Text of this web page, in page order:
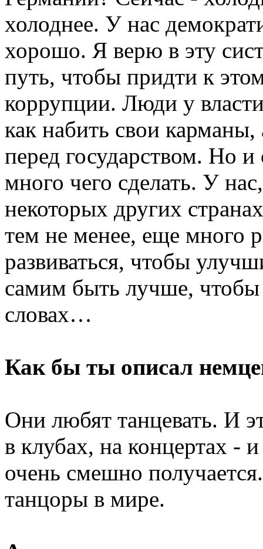
холоднее. У нас
хорошо. Я верю в эту
путь, чтобы придти к
коррупции. Люди у
как набить свои
перед государством. Но
много чего сделать. У
некоторых других
тем не менее, еще много
развиваться, чтобы
самим быть лучше, чтобы
словах…
Как бы ты описал
Они любят танцевать. И
в клубах, на концертах
очень смешно
танцоры в мире.